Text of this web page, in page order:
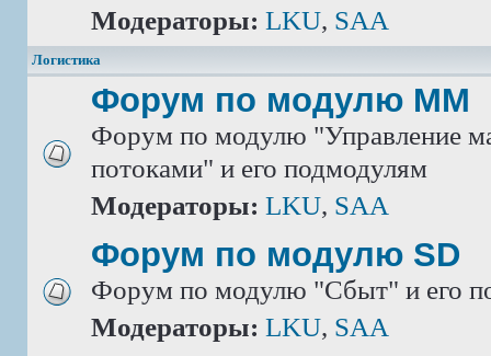
Модераторы: LKU, SAA
Логистика
Форум по модулю ММ
Форум по модулю "Управление
потоками" и его подмодулям
Модераторы: LKU, SAA
Форум по модулю SD
Форум по модулю "Сбыт" и его
Модераторы: LKU, SAA